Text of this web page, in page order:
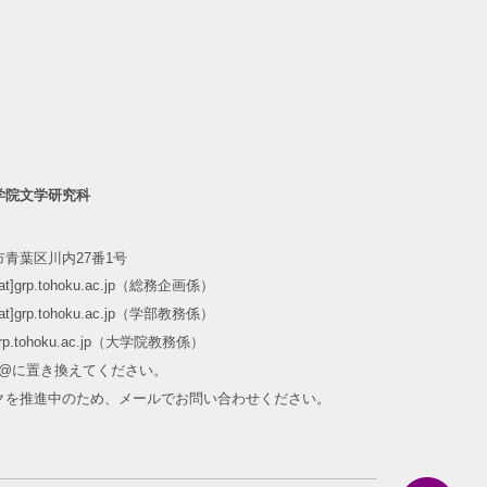
院文学研究科
青葉区川内27番1号
（総務企画係）
（学部教務係）
（大学院教務係）
に置き換えてください。
推進中のため、メールでお問い合わせください。